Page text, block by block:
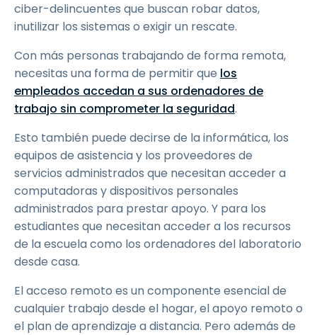
ciber-delincuentes que buscan robar datos,
inutilizar los sistemas o exigir un rescate.
Con más personas trabajando de forma remota,
necesitas una forma de permitir que los
empleados accedan a sus ordenadores de
trabajo sin comprometer la seguridad.
Esto también puede decirse de la informática, los
equipos de asistencia y los proveedores de
servicios administrados que necesitan acceder a
computadoras y dispositivos personales
administrados para prestar apoyo. Y para los
estudiantes que necesitan acceder a los recursos
de la escuela como los ordenadores del laboratorio
desde casa.
El acceso remoto es un componente esencial de
cualquier trabajo desde el hogar, el apoyo remoto o
el plan de aprendizaje a distancia. Pero además de